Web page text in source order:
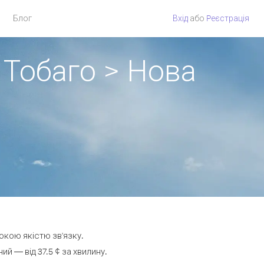
Блог Вхід або Pеєстрація
> Нова
якістю зв'язку.
— від 37.5 ¢ за хвилину.